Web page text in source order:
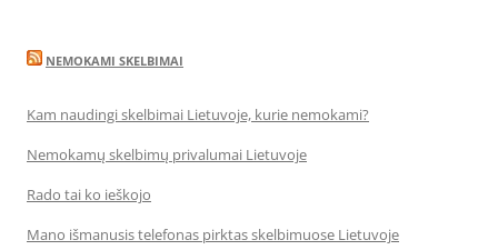
NEMOKAMI SKELBIMAI
Kam naudingi skelbimai Lietuvoje, kurie nemokami?
Nemokamų skelbimų privalumai Lietuvoje
Rado tai ko ieškojo
Mano išmanusis telefonas pirktas skelbimuose Lietuvoje